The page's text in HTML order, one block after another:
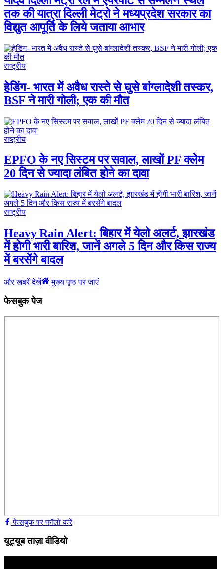
तक की यात्रा दिल्ली मेट्रो ने मध्यप्रदेश सरकार का
विद्युत आपूर्ति के लिये जताया आभार
राष्ट्रीय
हेडिंग- भारत में अवैध रास्ते से घुसे बांग्लादेशी तस्कर,
BSF ने मारी गोली; एक की मौत
राष्ट्रीय
EPFO के नए सिस्टम पर सवाल, लाखों PF क्लेम
20 दिन से ज्यादा लंबित होने का दावा
राष्ट्रीय
Heavy Rain Alert: बिहार में येलो अलर्ट, झारखंड
में होगी भारी बारिश, जानें अगले 5 दिन और किस राज्य
में बरसेंगे बादल
और खबरें देखें मुख्य पृष्ठ पर जाएं
फेसबुक पेज
फेसबुक पर फॉलो करें
यूट्यूब ताज़ा वीडियो